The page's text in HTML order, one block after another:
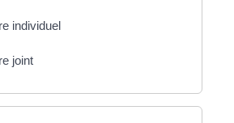
individuel
joint